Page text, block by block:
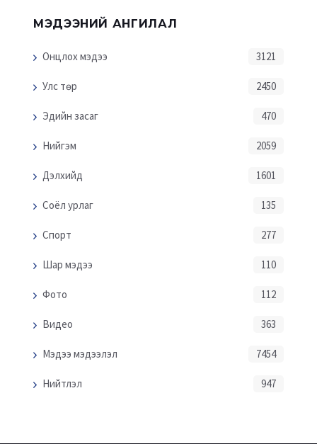
МЭДЭЭНИЙ АНГИЛАЛ
Онцлох мэдээ 3121
Улс төр 2450
Эдийн засаг 470
Нийгэм 2059
Дэлхийд 1601
Соёл урлаг 135
Спорт 277
Шар мэдээ 110
Фото 112
Видео 363
Мэдээ мэдээлэл 7454
Нийтлэл 947